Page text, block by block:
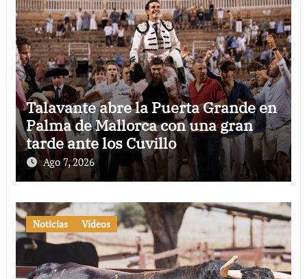
Talavante abre la Puerta Grande en
Palma de Mallorca con una gran
tarde ante los Cuvillo
Ago 7, 2026
Noticias Vídeos